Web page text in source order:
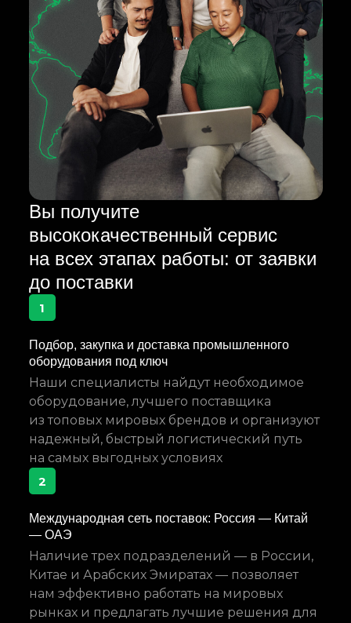
Вы получите
высококачественный сервис
на всех этапах работы: от заявки
до поставки
1
Подбор, закупка и доставка промышленного
оборудования под ключ
Наши специалисты найдут необходимое
оборудование, лучшего поставщика
из топовых мировых брендов и организуют
надежный, быстрый логистический путь
на самых выгодных условиях
2
Международная сеть поставок: Россия — Китай
— ОАЭ
Наличие трех подразделений — в России,
Китае и Арабских Эмиратах — позволяет
нам эффективно работать на мировых
рынках и предлагать лучшие решения для